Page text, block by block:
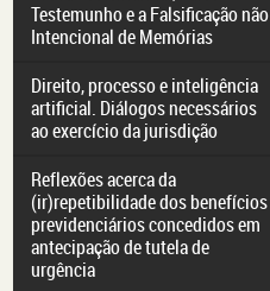
Testemunho e a Falsificação não
Intencional de Memórias
Direito, processo e inteligência
artificial. Diálogos necessários
ao exercício da jurisdição
Reflexões acerca da
(ir)repetibilidade dos benefícios
previdenciários concedidos em
antecipação de tutela de
urgência